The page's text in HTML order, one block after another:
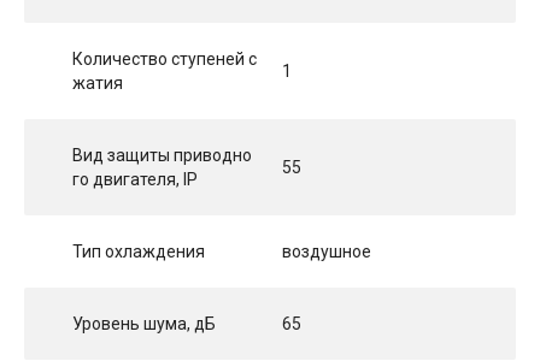
Количество ступеней с
жатия
1
Вид защиты приводно
го двигателя, IP
55
Тип охлаждения воздушное
Уровень шума, дБ 65